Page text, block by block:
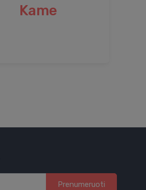
Kame
Prenumeruoti